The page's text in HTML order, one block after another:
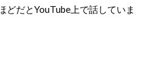
どだとYouTube上で話していま